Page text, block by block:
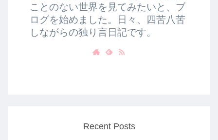
ことのない世界を見てみたいと、ブ
ログを始めました。日々、四苦八苦
しながらの独り言日記です。
Recent Posts